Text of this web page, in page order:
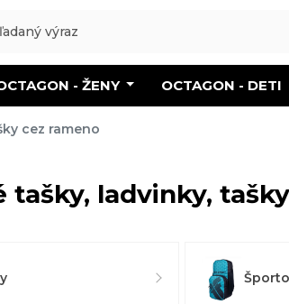
- ŽENY OCTAGON - DETI
cez rameno
tašky, ladvinky,